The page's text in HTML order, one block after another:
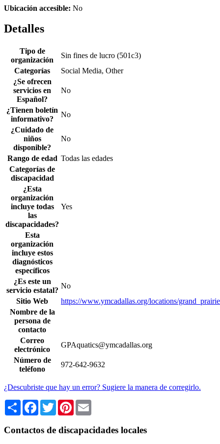
Ubicación accesible: No
Detalles
Tipo de
organización
Sin fines de lucro (501c3)
Categorías
Social Media, Other
¿Se ofrecen
servicios en
Español?
No
¿Tienen boletín
informativo?
No
¿Cuidado de
niños
disponible?
No
Rango de edad Todas las edades
Categorías de
discapacidad
¿Esta
organización
incluye todas
las
discapacidades?
Yes
Esta
organización
incluye estos
diagnósticos
específicos
¿Es este un
servicio estatal?
No
Sitio Web
https://www.ymcadallas.org/locations/
Nombre de la
persona de
contacto
Correo
electrónico
GPAquatics@ymcadallas.org
Número de
teléfono
972-642-9632
¿Descubriste que hay un error? Sugiere la manera de corregirlo.
Share Facebook
TwitterPinterest
Contactos de discapacidades locales